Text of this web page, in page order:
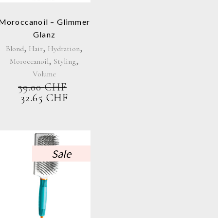
– Glimmer
Glanz
Blond, Hair, Hydration,
Moroccanoil, Styling,
Volume
39.00CHF
URSPRÜNGLICHER
PREIS
32.65 CHFAKTUELLER
Sale